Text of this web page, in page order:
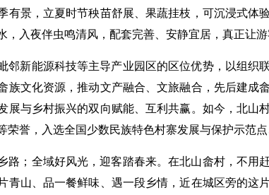
有景，立夏时节秧苗舒展、果蔬挂枝，可沉浸式体
，入夜伴虫鸣清风，配套完善、安静宜居，真正让游
邻新能源科技等主导产业园区的区位优势，以组织
族文化资源，推动文产融合、文旅融合，先后建成
展与乡村振兴的双向赋能、互利共赢。如今，北山
荣誉，入选全国少数民族特色村寨发展与保护示范点
路；全域好风光，迎客踏春来。在北山畲村，不用
青山、品一餐鲜味、遇一段乡情，近在城区旁的这